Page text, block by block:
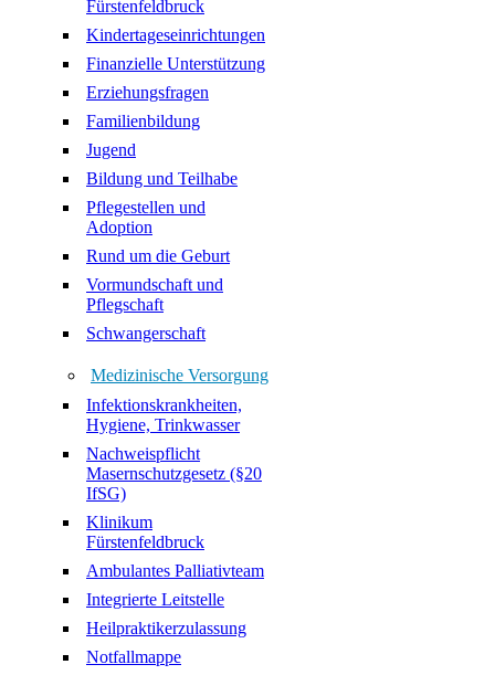
Fürstenfeldbruck
Kindertageseinrichtungen
Finanzielle Unterstützung
Erziehungsfragen
Familienbildung
Jugend
Bildung und Teilhabe
Pflegestellen und
Adoption
Rund um die Geburt
Vormundschaft und
Pflegschaft
Schwangerschaft
Medizinische Versorgung
Infektionskrankheiten,
Hygiene, Trinkwasser
Nachweispflicht
Masernschutzgesetz (§20
IfSG)
Klinikum
Fürstenfeldbruck
Ambulantes Palliativteam
Integrierte Leitstelle
Heilpraktikerzulassung
Notfallmappe